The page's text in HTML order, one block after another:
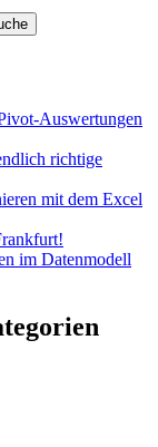
Auswertungen
richtige
mit dem Excel
im Datenmodell